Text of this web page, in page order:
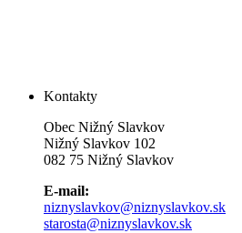
Kontakty
Obec Nižný Slavkov
Nižný Slavkov 102
082 75 Nižný Slavkov
E-mail:
niznyslavkov@niznyslavkov.sk
starosta@niznyslavkov.sk